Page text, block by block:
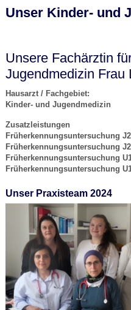
Unser Kinder- und
Unsere Fachärztin
Jugendmedizin Frau
Hausarzt / Fachgebiet:
Kinder- und Jugendmedizin
Zusatzleistungen
Früherkennungsuntersuchung
Früherkennungsuntersuchung
Früherkennungsuntersuchung
Früherkennungsuntersuchung
Unser Praxisteam 2024